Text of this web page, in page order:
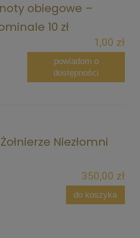
obiegowe –
10 zł
1,00 zł
powiadom o
dostępności
Niezłomni
350,00 zł
do koszyka